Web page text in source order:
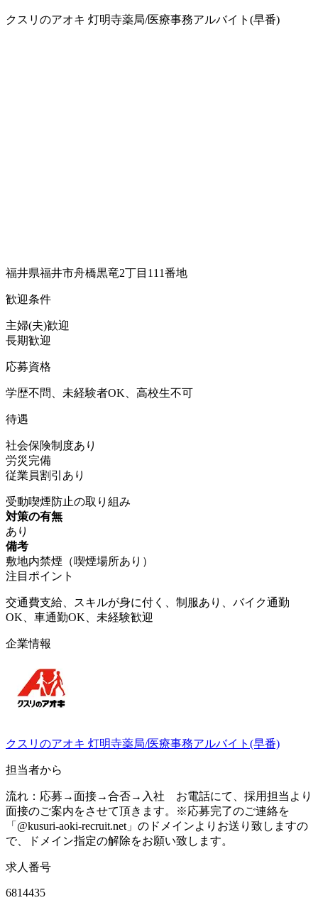
クスリのアオキ 灯明寺薬局/医療事務アルバイト(早番)
福井県福井市舟橋黒竜2丁目111番地
歓迎条件
主婦(夫)歓迎
長期歓迎
応募資格
学歴不問、未経験者OK、高校生不可
待遇
社会保険制度あり
労災完備
従業員割引あり
受動喫煙防止の取り組み
対策の有無
あり
備考
敷地内禁煙（喫煙場所あり）
注目ポイント
交通費支給、スキルが身に付く、制服あり、バイク通勤
OK、車通勤OK、未経験歓迎
企業情報
クスリのアオキ 灯明寺薬局/医療事務アルバイト(早番)
担当者から
流れ：応募→面接→合否→入社 お電話にて、採用担当より
面接のご案内をさせて頂きます。※応募完了のご連絡を
「@kusuri-aoki-recruit.net」のドメインよりお送り致しますの
で、ドメイン指定の解除をお願い致します。
求人番号
6814435